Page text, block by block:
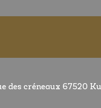
des créneaux 67520